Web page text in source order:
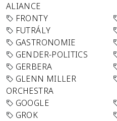
ALIANCE
FRONTY
FUTRÁLY
GASTRONOMIE
GENDER-POLITICS
GERBERA
GLENN MILLER
ORCHESTRA
GOOGLE
GROK